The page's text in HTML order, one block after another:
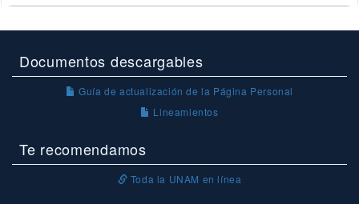
Documentos descargables
Guía de actualización de la Página Personal
Lineamientos
Te recomendamos
Toda la UNAM en línea